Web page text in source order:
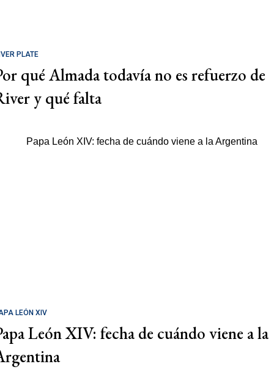
PLATE
qué Almada todavía no es refuerzo de
y qué falta
LEÓN XIV
León XIV: fecha de cuándo viene a la